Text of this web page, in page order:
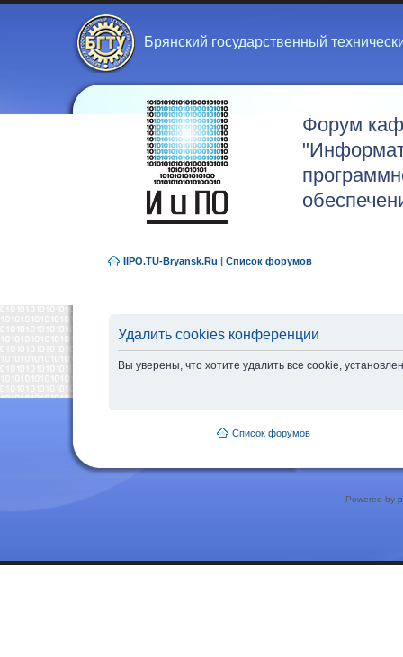
Брянский государственный
Форум
IIPO.TU-Bryansk.Ru | Список форумов
Удалить cookies конференции
Вы уверены, что хотите удалить все cookie,
Список форумов
Powered by